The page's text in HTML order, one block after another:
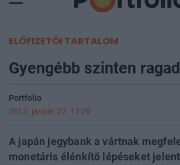
ELŐFIZETŐI TARTALOM
Gyengébb szinten
Portfolio
2013. január 22. 17:29
A japán jegybank a vártnak
monetáris élénkítõ lépéseket